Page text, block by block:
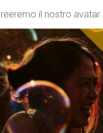
il nostro avatar